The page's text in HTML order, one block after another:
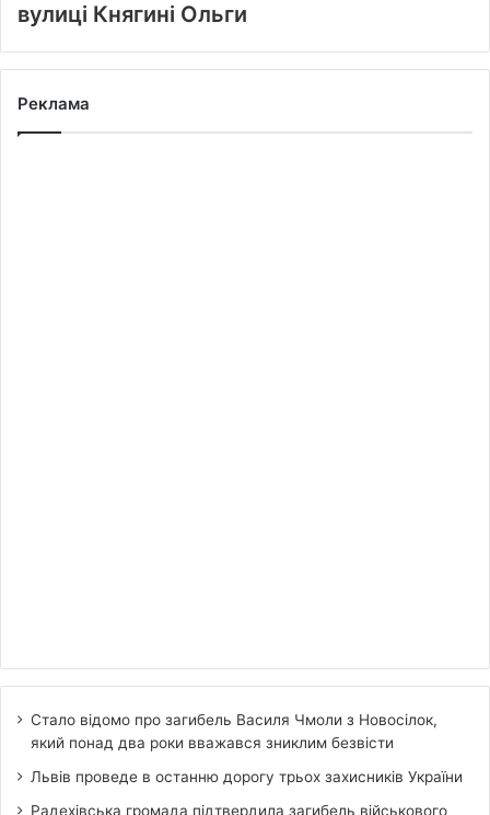
вулиці Княгині Ольги
Реклама
Стало відомо про загибель Василя Чмоли з Новосілок,
який понад два роки вважався зниклим безвісти
Львів проведе в останню дорогу трьох захисників України
Радехівська громада підтвердила загибель військового